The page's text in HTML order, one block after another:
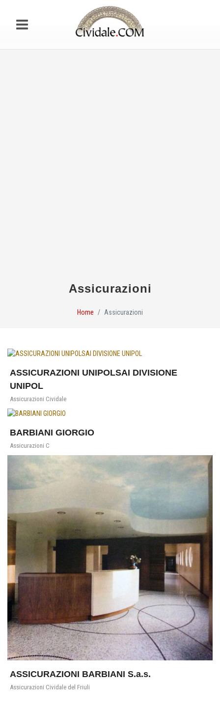
Assicurazioni
Home Assicurazioni
ASSICURAZIONI UNIPOLSAI DIVISIONE
UNIPOL
Assicurazioni Cividale
BARBIANI GIORGIO
Assicurazioni C
ASSICURAZIONI BARBIANI S.a.s.
Assicurazioni Cividale del Friuli